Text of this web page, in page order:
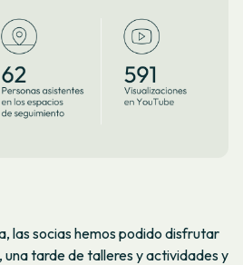
las socias hemos podido disfrutar
una tarde de talleres y actividades y